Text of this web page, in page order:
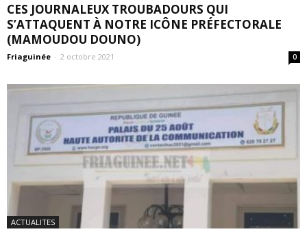
CES JOURNALEUX TROUBADOURS QUI
S’ATTAQUENT À NOTRE ICÔNE PRÉFECTORALE
(MAMOUDOU DOUNO)
Friaguinée - 2 octobre 2021 0
ACTUALITES